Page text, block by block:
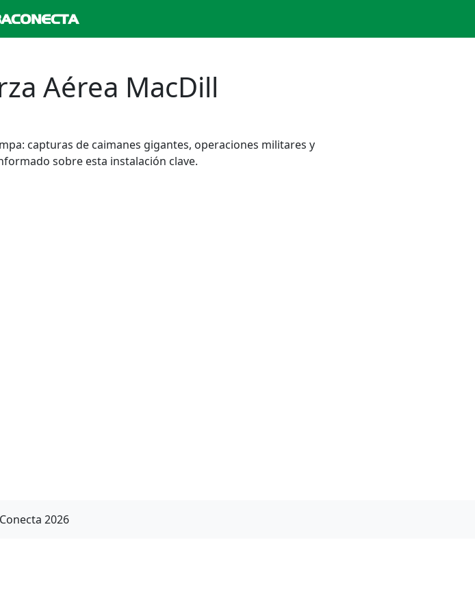
Aérea MacDill
capturas de caimanes gigantes, operaciones militares y
sobre esta instalación clave.
2026